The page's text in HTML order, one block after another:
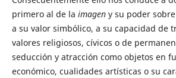
primero al de la imageny su poder
a su valor simbólico, a su capacidad de
valores religiosos, cívicos o de
seducción y atracción como objetos en
económico, cualidades artísticas o su